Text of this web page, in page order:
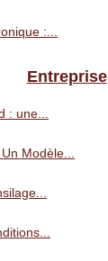
:...
Entreprise
: une...
Modèle...